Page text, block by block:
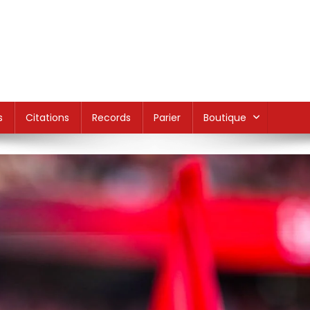
Citations Records Parier Boutique